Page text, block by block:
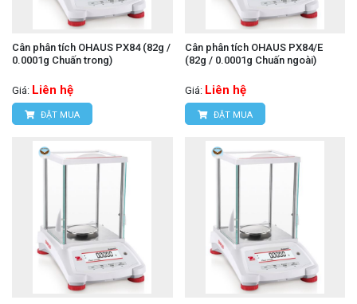
Cân phân tích OHAUS PX84 (82g /
0.0001g Chuấn trong)
Giá: Liên hệ
ĐẶT MUA
Cân phân tích OHAUS PX84/E
(82g / 0.0001g Chuấn ngoài)
Giá: Liên hệ
ĐẶT MUA